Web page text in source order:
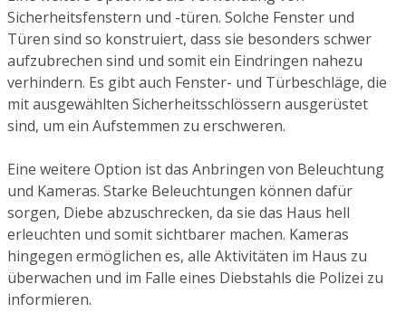
Sicherheitsfenstern und -türen. Solche Fenster und
Türen sind so konstruiert, dass sie besonders schwer
aufzubrechen sind und somit ein Eindringen nahezu
verhindern. Es gibt auch Fenster- und Türbeschläge, die
mit ausgewählten Sicherheitsschlössern ausgerüstet
sind, um ein Aufstemmen zu erschweren.
Eine weitere Option ist das Anbringen von Beleuchtung
und Kameras. Starke Beleuchtungen können dafür
sorgen, Diebe abzuschrecken, da sie das Haus hell
erleuchten und somit sichtbarer machen. Kameras
hingegen ermöglichen es, alle Aktivitäten im Haus zu
überwachen und im Falle eines Diebstahls die Polizei zu
informieren.